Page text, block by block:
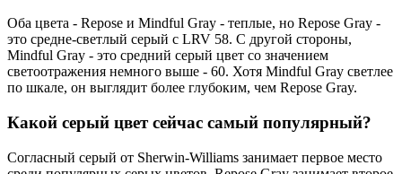
Оба цвета - Repose и Mindful Gray - теплые, но Repose Gray -
это средне-светлый серый с LRV 58. С другой стороны,
Mindful Gray - это средний серый цвет со значением
светоотражения немного выше - 60. Хотя Mindful Gray светлее
по шкале, он выглядит более глубоким, чем Repose Gray.
Какой серый цвет сейчас самый популярный?
Согласный серый от Sherwin-Williams занимает первое место